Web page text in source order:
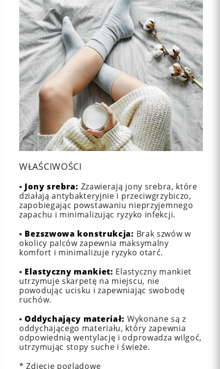
WŁAŚCIWOŚCI
▪️ Jony srebra: Zzawierają jony srebra, które
działają antybakteryjnie i przeciwgrzybiczo,
zapobiegając powstawaniu nieprzyjemnego
zapachu i minimalizując ryzyko infekcji.
▪️ Bezszwowa konstrukcja: Brak szwów w
okolicy palców zapewnia maksymalny
komfort i minimalizuje ryzyko otarć.
▪️ Elastyczny mankiet: Elastyczny mankiet
utrzymuje skarpetę na miejscu, nie
powodując ucisku i zapewniając swobodę
ruchów.
▪️Oddychający materiał: Wykonane są z
oddychającego materiału, który zapewnia
odpowiednią wentylację i odprowadza wilgoć,
utrzymując stopy suche i świeże.
* Zdjęcie poglądowe